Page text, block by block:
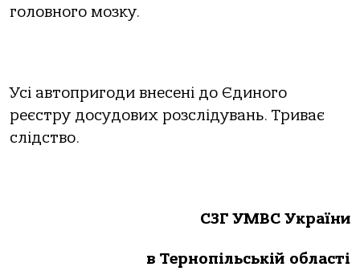
головного мозку.
Усі автопригоди внесені до Єдиного
реєстру досудових розслідувань. Триває
слідство.
СЗГ УМВС України
в Тернопільській області